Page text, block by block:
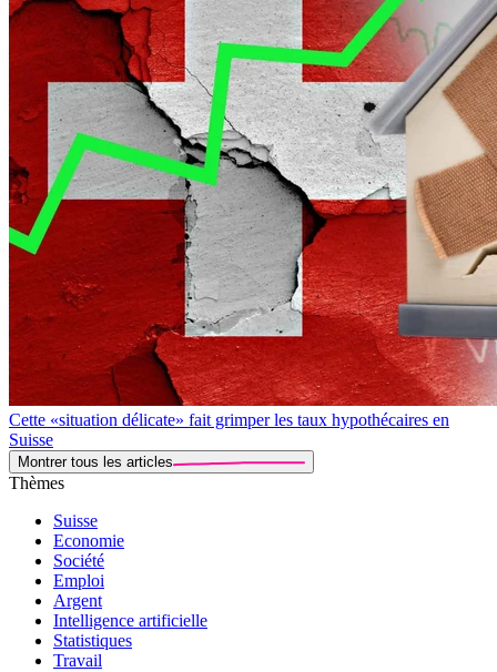
Cette «situation délicate» fait grimper les taux hypothécaires en
Suisse
Montrer tous les articles
Thèmes
Suisse
Economie
Société
Emploi
Argent
Intelligence artificielle
Statistiques
Travail